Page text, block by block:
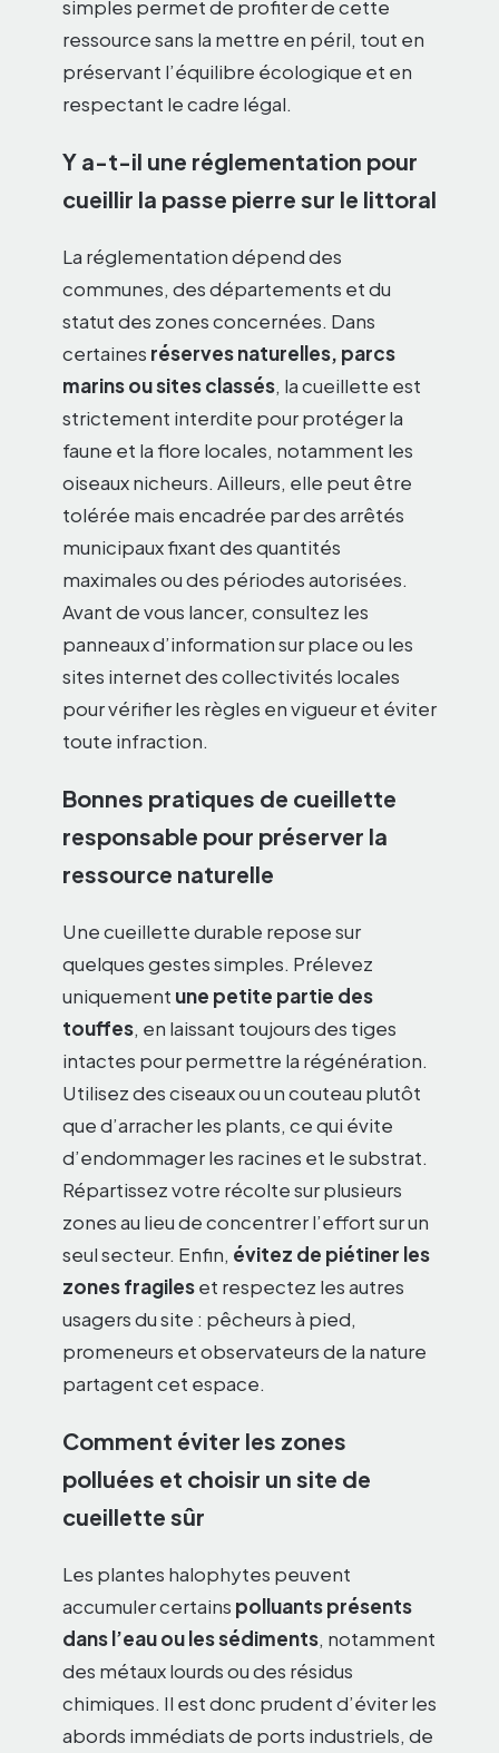
simples permet de profiter de cette
ressource sans la mettre en péril, tout en
préservant l’équilibre écologique et en
respectant le cadre légal.
Y a-t-il une réglementation pour
cueillir la passe pierre sur le littoral
La réglementation dépend des
communes, des départements et du
statut des zones concernées. Dans
certaines réserves naturelles, parcs
marins ou sites classés, la cueillette est
strictement interdite pour protéger la
faune et la flore locales, notamment les
oiseaux nicheurs. Ailleurs, elle peut être
tolérée mais encadrée par des arrêtés
municipaux fixant des quantités
maximales ou des périodes autorisées.
Avant de vous lancer, consultez les
panneaux d’information sur place ou les
sites internet des collectivités locales
pour vérifier les règles en vigueur et éviter
toute infraction.
Bonnes pratiques de cueillette
responsable pour préserver la
ressource naturelle
Une cueillette durable repose sur
quelques gestes simples. Prélevez
uniquement une petite partie des
touffes, en laissant toujours des tiges
intactes pour permettre la régénération.
Utilisez des ciseaux ou un couteau plutôt
que d’arracher les plants, ce qui évite
d’endommager les racines et le substrat.
Répartissez votre récolte sur plusieurs
zones au lieu de concentrer l’effort sur un
seul secteur. Enfin, évitez de piétiner les
zones fragileset respectez les autres
usagers du site : pêcheurs à pied,
promeneurs et observateurs de la nature
partagent cet espace.
Comment éviter les zones
polluées et choisir un site de
cueillette sûr
Les plantes halophytes peuvent
accumuler certains polluants présents
dans l’eau ou les sédiments, notamment
des métaux lourds ou des résidus
chimiques. Il est donc prudent d’éviter les
abords immédiats de ports industriels, de